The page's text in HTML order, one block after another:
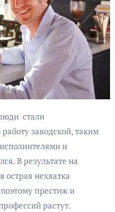
заводской, таким
и
В результате на
нехватка
престиж и
растут.